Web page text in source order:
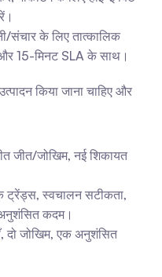
संचार के लिए तात्कालिक
15-मिनट SLA के साथ।
किया जाना चाहिए और
जीत/जोखिम, नई शिकायत
के ट्रेंड्स, स्वचालन सटीकता,
अनुशंसित कदम।
दो जोखिम, एक अनुशंसित